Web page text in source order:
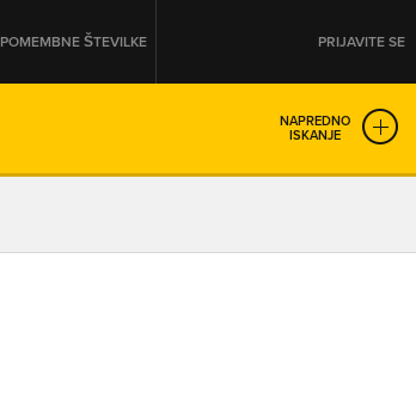
POMEMBNE ŠTEVILKE PRIJAVITE SE
NAPREDNO
ISKANJE